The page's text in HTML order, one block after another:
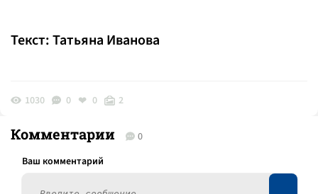
Текст: Татьяна Иванова
1030 0 0 2
Комментарии 0